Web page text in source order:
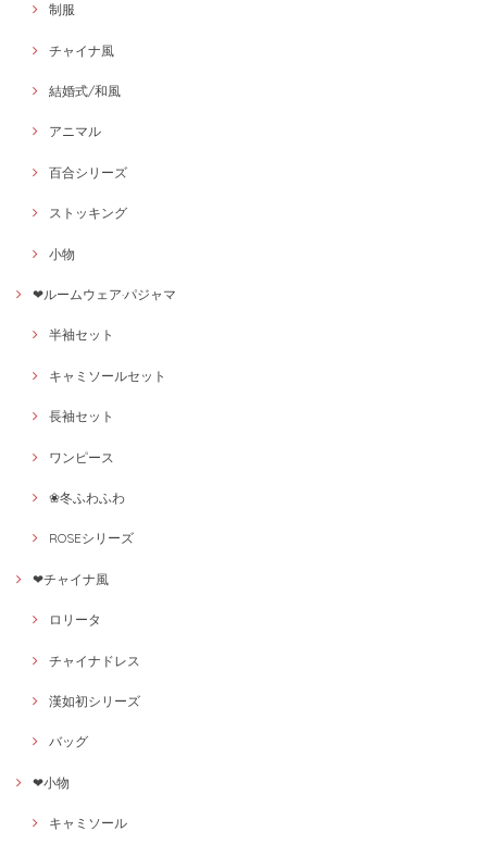
制服
チャイナ風
結婚式/和風
アニマル
百合シリーズ
ストッキング
小物
❤ルームウェア·パジャマ
半袖セット
キャミソールセット
長袖セット
ワンピース
❀冬ふわふわ
ROSEシリーズ
❤チャイナ風
ロリータ
チャイナドレス
漢如初シリーズ
バッグ
❤小物
キャミソール